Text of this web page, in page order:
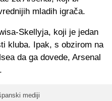
mladih igrača.
Skellyja, koji je jedan
kluba. Ipak, s obzirom na
da ga dovede, Arsenal
mediji